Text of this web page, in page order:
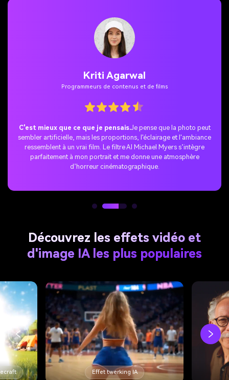
Kriti Agarwal
Programmeurs de contenus et de films
La surprise TikTok parfaite.J’ai rejoint la tendance de l’IA
Michael Myers et partagé mes photos sur TikTok. La réponse a été
incroyable-les gens ont adoré ce rebondissement effrayant et mon
post est devenu viral rapidement.
Découvrez les effets vidéo et
d'image IA les plus populaires
Effet twerking IA Filtre d'âge AI